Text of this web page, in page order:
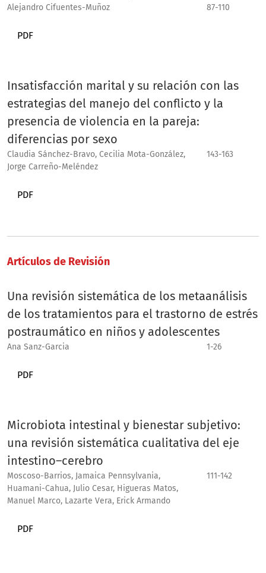
Alejandro Cifuentes-Muñoz 87-110
PDF
Insatisfacción marital y su relación con las
estrategias del manejo del conflicto y la
presencia de violencia en la pareja:
diferencias por sexo
Claudia Sánchez-Bravo, Cecilia Mota-González,
Jorge Carreño-Meléndez
143-163
PDF
Artículos de Revisión
Una revisión sistemática de los metaanálisis
de los tratamientos para el trastorno de estrés
postraumático en niños y adolescentes
Ana Sanz-Garcia 1-26
PDF
Microbiota intestinal y bienestar subjetivo:
una revisión sistemática cualitativa del eje
intestino–cerebro
Moscoso-Barrios, Jamaica Pennsylvania,
Huamani-Cahua, Julio Cesar, Higueras Matos,
Manuel Marco, Lazarte Vera, Erick Armando
111-142
PDF